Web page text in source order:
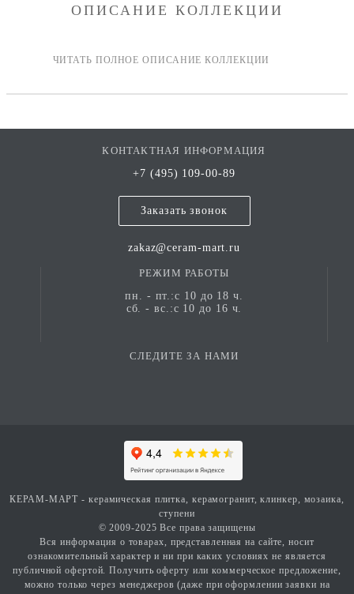
ОПИСАНИЕ КОЛЛЕКЦИИ
КОНТАКТНАЯ ИНФОРМАЦИЯ
+7 (495) 109-00-89
Заказать звонок
zakaz@ceram-mart.ru
РЕЖИМ РАБОТЫ
пн. - пт.:с 10 до 18 ч.
сб. - вс.:с 10 до 16 ч.
СЛЕДИТЕ ЗА НАМИ
КЕРАМ-МАРТ - керамическая плитка, керамогранит, клинкер, мозаика,
ступени
© 2009-2025 Все права защищены
Вся информация о товарах, представленная на сайте, носит
ознакомительный характер и ни при каких условиях не является
публичной офертой. Получить оферту или коммерческое предложение,
можно только через менеджеров (даже при оформлении заявки на